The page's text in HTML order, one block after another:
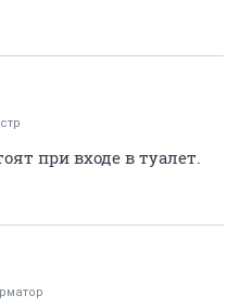
при входе в туалет.